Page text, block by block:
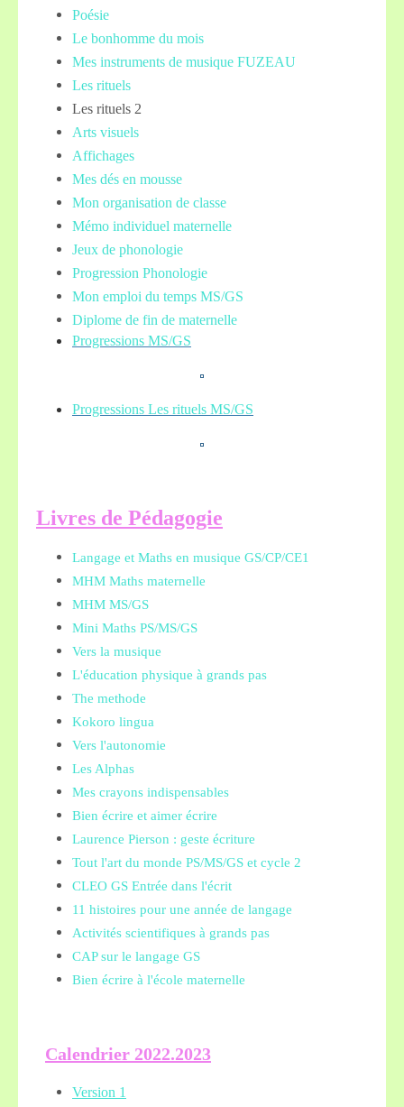
Poésie
Le bonhomme du mois
Mes instruments de musique FUZEAU
Les rituels
Les rituels 2
Arts visuels
Affichages
Mes dés en mousse
Mon organisation de classe
Mémo individuel maternelle
Jeux de phonologie
Progression Phonologie
Mon emploi du temps MS/GS
Diplome de fin de maternelle
Progressions MS/GS
Progressions Les rituels MS/GS
Livres de Pédagogie
Langage et Maths en musique GS/CP/CE1
MHM Maths maternelle
MHM MS/GS
Mini Maths PS/MS/GS
Vers la musique
L'éducation physique à grands pas
The methode
Kokoro lingua
Vers l'autonomie
Les Alphas
Mes crayons indispensables
Bien écrire et aimer écrire
Laurence Pierson : geste écriture
Tout l'art du monde PS/MS/GS et cycle 2
CLEO GS Entrée dans l'écrit
11 histoires pour une année de langage
Activités scientifiques à grands pas
CAP sur le langage GS
Bien écrire à l'école maternelle
Calendrier 2022.2023
Version 1